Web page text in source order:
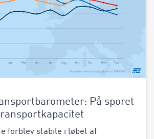
På sporet
forblev stabile i løbet af